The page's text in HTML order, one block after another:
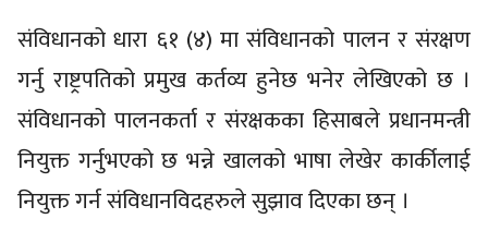
संविधानको धारा ६१ (४) मा संविधानको पालन र संरक्षण
गर्नु राष्ट्रपतिको प्रमुख कर्तव्य हुनेछ भनेर लेखिएको छ ।
संविधानको पालनकर्ता र संरक्षकका हिसाबले प्रधानमन्त्री
नियुक्त गर्नुभएको छ भन्ने खालको भाषा लेखेर कार्कीलाई
नियुक्त गर्न संविधानविदहरुले सुझाव दिएका छन् ।